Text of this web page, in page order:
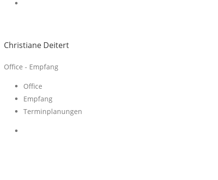
Christiane Deitert
Office - Empfang
Office
Empfang
Terminplanungen